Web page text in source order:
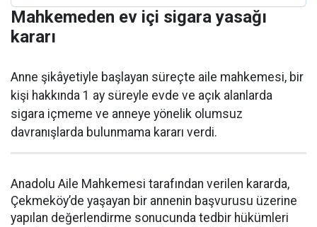
Mahkemeden ev içi sigara yasağı
kararı
Anne şikâyetiyle başlayan süreçte aile mahkemesi, bir
kişi hakkında 1 ay süreyle evde ve açık alanlarda
sigara içmeme ve anneye yönelik olumsuz
davranışlarda bulunmama kararı verdi.
Anadolu Aile Mahkemesi tarafından verilen kararda,
Çekmeköy’de yaşayan bir annenin başvurusu üzerine
yapılan değerlendirme sonucunda tedbir hükümleri